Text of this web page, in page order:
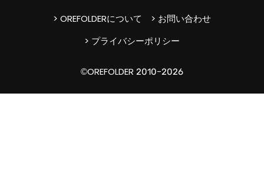
> OREFOLDERについて
> お問い合わせ
> プライバシーポリシー
©OREFOLDER 2010-2026